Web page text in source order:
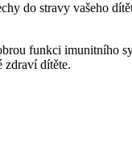
do stravy vašeho
funkci imunitního
zdraví dítěte.